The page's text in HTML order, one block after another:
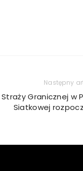
Następny
Granicznej w
Siatkowej